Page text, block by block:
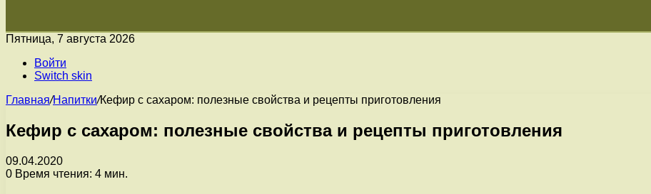
Пятница, 7 августа 2026
Войти
Switch skin
Главная/Напитки/Кефир с сахаром: полезные свойства и рецепты приготовления
Кефир с сахаром: полезные свойства и рецепты приготовления
09.04.2020
0 Время чтения: 4 мин.